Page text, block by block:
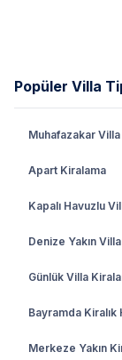
Popüler Villa
Muhafazakar
Apart Kiralama
Kapalı Havuzlu
Denize Yakın
Günlük Villa
Bayramda Kiralık
Merkeze Yakın